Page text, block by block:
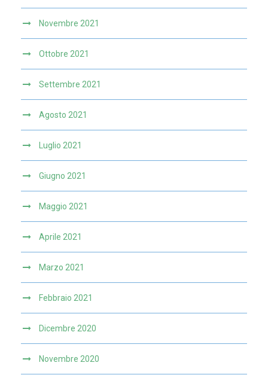
Novembre 2021
Ottobre 2021
Settembre 2021
Agosto 2021
Luglio 2021
Giugno 2021
Maggio 2021
Aprile 2021
Marzo 2021
Febbraio 2021
Dicembre 2020
Novembre 2020